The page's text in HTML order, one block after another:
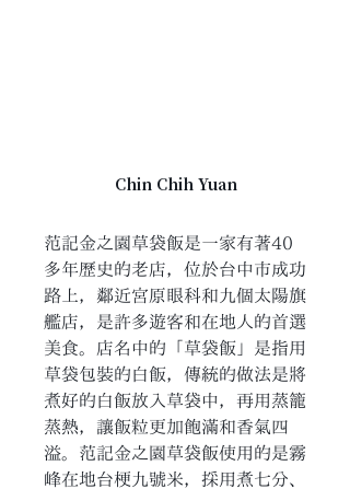
Chin Chih Yuan
范記金之園草袋飯是一家有著40
多年歷史的老店，位於台中市成功
路上，鄰近宮原眼科和九個太陽旗
艦店，是許多遊客和在地人的首選
美食。店名中的「草袋飯」是指用
草袋包裝的白飯，傳統的做法是將
煮好的白飯放入草袋中，再用蒸籠
蒸熱，讓飯粒更加飽滿和香氣四
溢。范記金之園草袋飯使用的是霧
峰在地台梗九號米，採用煮七分、